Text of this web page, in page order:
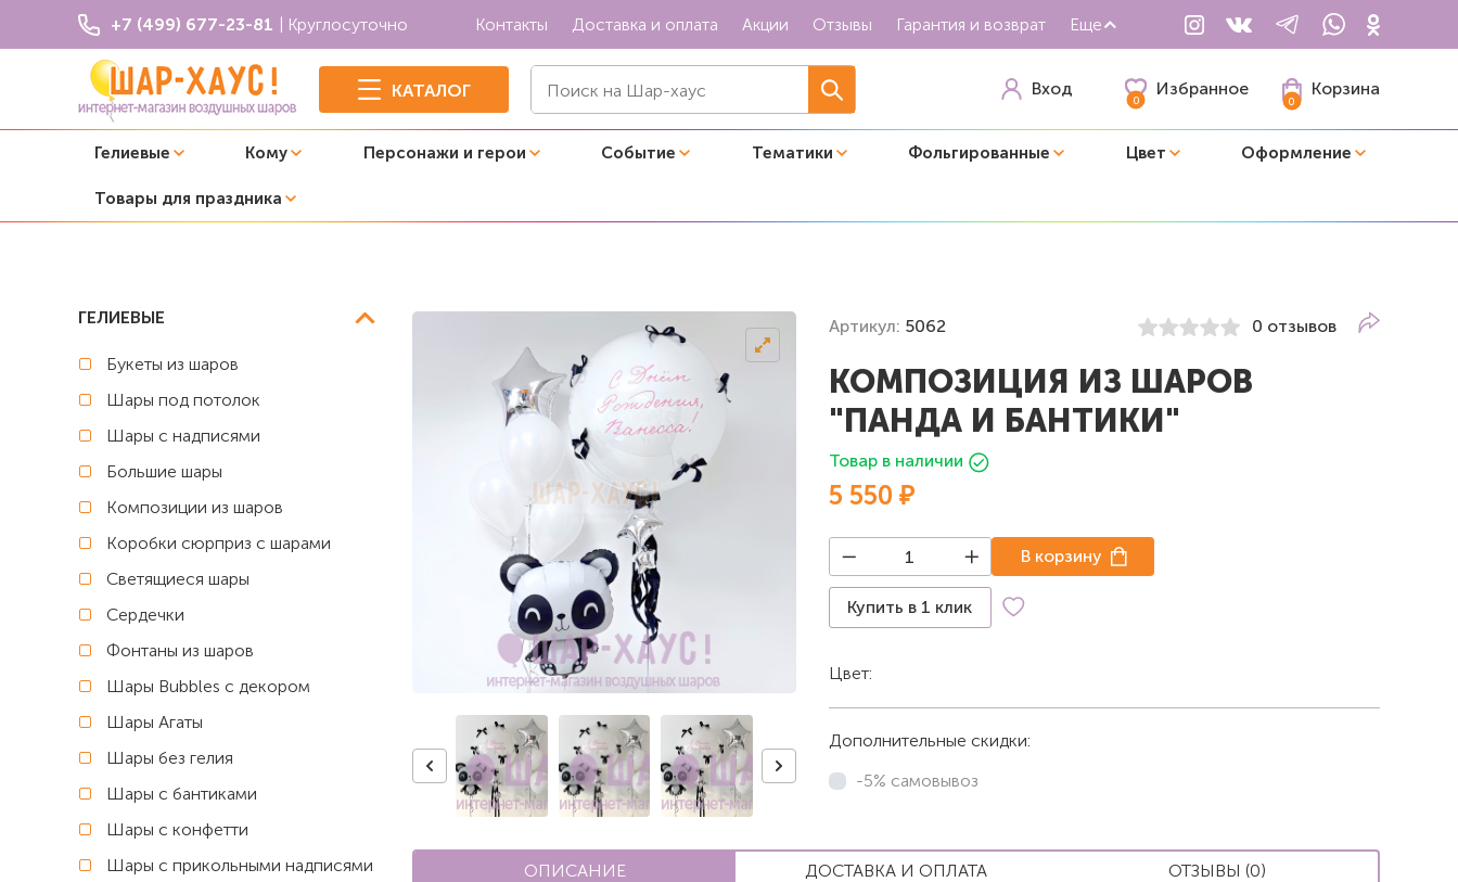
+7 (499) 677-23-81 | Круглосуточно Контакты Доставка и оплата Акции Отзывы Гарантия и возврат Еще
КАТАЛОГ Вход
0
Избранное
0
Корзина
Гелиевые Кому Персонажи и герои Событие Тематики Фольгированные Цвет Оформление
Товары для праздника
День рождения девочки
ГЕЛИЕВЫЕ
Букеты из шаров
Шары под потолок
Шары с надписями
Большие шары
Композиции из шаров
Коробки сюрприз с шарами
Светящиеся шары
Сердечки
Фонтаны из шаров
Шары Bubbles с декором
Шары Агаты
Шары без гелия
Шары с бантиками
Шары с конфетти
Шары с прикольными надписями
Артикул: 5062 0 отзывов
КОМПОЗИЦИЯ ИЗ ШАРОВ
"ПАНДА И БАНТИКИ"
Товар в наличии
5 550 ₽
Купить в 1 клик
В корзину
Цвет:
Дополнительные скидки:
-5% самовывоз
ОПИСАНИЕ ДОСТАВКА И ОПЛАТА ОТЗЫВЫ (0)